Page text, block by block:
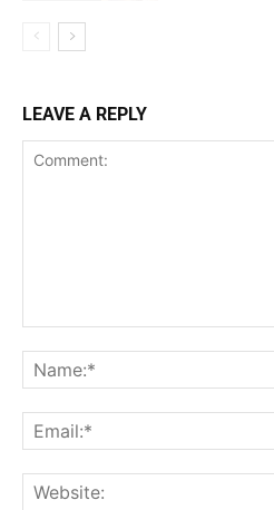
LEAVE A REPLY